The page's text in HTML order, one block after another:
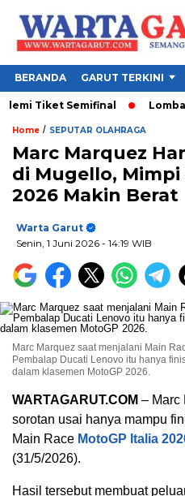
BERANDA GARUT TERKINI
Semifinal Lomba
Home / SEPUTAR OLAHRAGA
Marc Marquez
di Mugello, Mimpi
2026 Makin Berat
Warta Garut
Senin, 1 Juni 2026 - 14:19 WIB
Marc Marquez saat menjalani Main
Pembalap Ducati Lenovo itu hanya
dalam klasemen MotoGP 2026.
WARTAGARUT.COM – Marc
sorotan usai hanya mampu
Main Race MotoGP Italia
(31/5/2026).
Hasil tersebut membuat